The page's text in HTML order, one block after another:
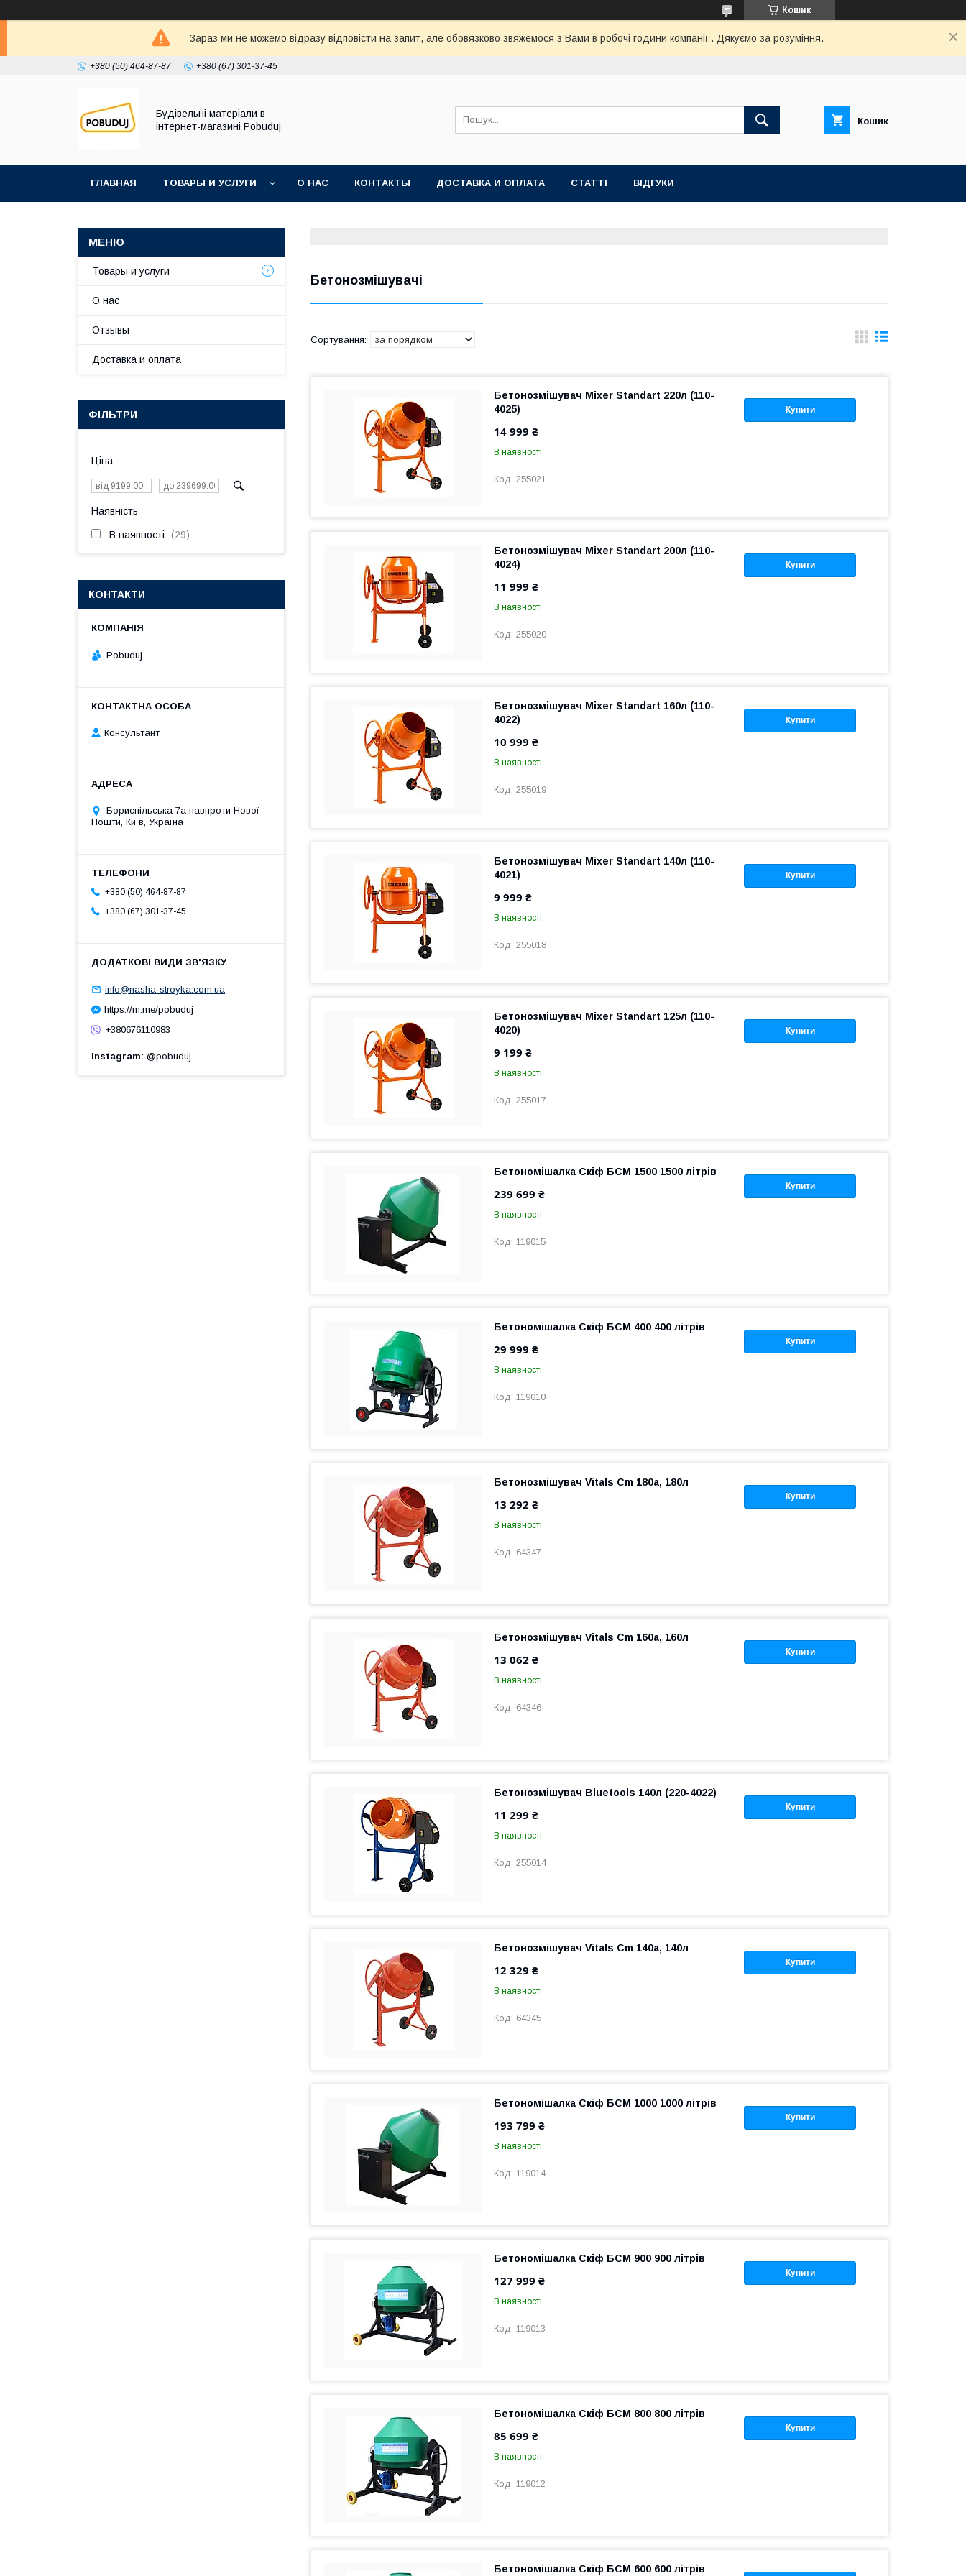
Кошик
Зараз ми не можемо відразу відповісти на запит, але обовязково звяжемося з Вами в робочі години компаніїї. Дякуємо за розуміння.
+380 (50) 464-87-87 +380 (67) 301-37-45
Будівельні матеріали в
інтернет-магазині Pobuduj
Кошик
ГЛАВНАЯ ТОВАРЫ И УСЛУГИ О НАС КОНТАКТЫ ДОСТАВКА И ОПЛАТА СТАТТІ ВІДГУКИ
Бетонозмішувачі
Купити
Бетонозмішувач Mixer Standart 220л (110-
4025)
14 999 ₴
В наявності
255021
Купити
Бетонозмішувач Mixer Standart 200л (110-
4024)
11 999 ₴
В наявності
255020
Купити
Бетонозмішувач Mixer Standart 160л (110-
4022)
10 999 ₴
В наявності
255019
Купити
Бетонозмішувач Mixer Standart 140л (110-
4021)
9 999 ₴
В наявності
255018
Купити
Бетонозмішувач Mixer Standart 125л (110-
4020)
9 199 ₴
В наявності
255017
Купити
Бетономішалка Скіф БСМ 1500 1500 літрів
239 699 ₴
В наявності
119015
Купити
Бетономішалка Скіф БСМ 400 400 літрів
29 999 ₴
В наявності
119010
Купити
Бетонозмішувач Vitals Cm 180a, 180л
13 292 ₴
В наявності
64347
Купити
Бетонозмішувач Vitals Cm 160a, 160л
13 062 ₴
В наявності
64346
Купити
Бетонозмішувач Bluetools 140л (220-4022)
11 299 ₴
В наявності
255014
Купити
Бетонозмішувач Vitals Cm 140a, 140л
12 329 ₴
В наявності
64345
Купити
Бетономішалка Скіф БСМ 1000 1000 літрів
193 799 ₴
В наявності
119014
Купити
Бетономішалка Скіф БСМ 900 900 літрів
127 999 ₴
В наявності
119013
Купити
Бетономішалка Скіф БСМ 800 800 літрів
85 699 ₴
В наявності
119012
Бетономішалка Скіф БСМ 600 600 літрів
Товары и услуги
О нас
Отзывы
Доставка и оплата
ФІЛЬТРИ
Ціна
Наявність
В наявності 29
КОНТАКТИ
Pobuduj
Консультант
Бориспільська 7а навпроти Нової
Пошти, Київ, Україна
+380 (50) 464-87-87
+380 (67) 301-37-45
info@nasha-stroyka.com.ua
https://m.me/pobuduj
+380676110983
Instagram @pobuduj